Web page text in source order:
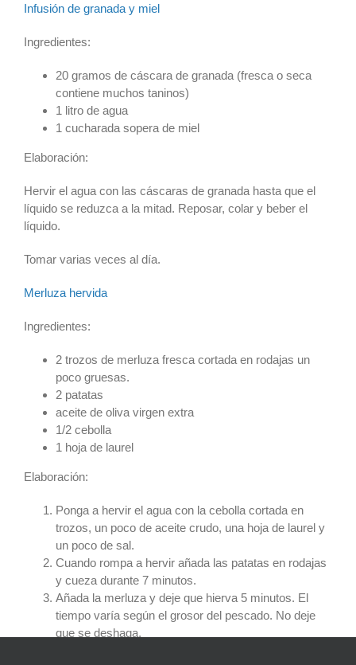
Infusión de granada y miel
Ingredientes:
20 gramos de cáscara de granada (fresca o seca
contiene muchos taninos)
1 litro de agua
1 cucharada sopera de miel
Elaboración:
Hervir el agua con las cáscaras de granada hasta que el
líquido se reduzca a la mitad. Reposar, colar y beber el
líquido.
Tomar varias veces al día.
Merluza hervida
Ingredientes:
2 trozos de merluza fresca cortada en rodajas un
poco gruesas.
2 patatas
aceite de oliva virgen extra
1/2 cebolla
1 hoja de laurel
Elaboración:
Ponga a hervir el agua con la cebolla cortada en
trozos, un poco de aceite crudo, una hoja de laurel y
un poco de sal.
Cuando rompa a hervir añada las patatas en rodajas
y cueza durante 7 minutos.
Añada la merluza y deje que hierva 5 minutos. El
tiempo varía según el grosor del pescado. No deje
que se deshaga.